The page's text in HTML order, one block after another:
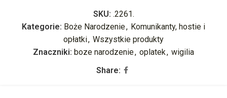
SKU: .2261.
Kategorie: Boże Narodzenie, Komunikanty, hostie i
opłatki, Wszystkie produkty
Znaczniki: boze narodzenie, oplatek, wigilia
Share: